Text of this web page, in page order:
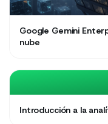
Google Gemini
nube
Introducción a la